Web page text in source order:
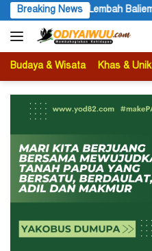
Langsung
ke
konten
Breaking NewsMelestarikan Budaya
Budaya & Wisata Khas & Unik